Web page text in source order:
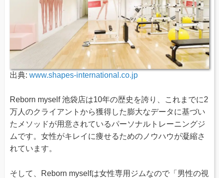
出典: www.shapes-international.co.jp
Reborn myself 池袋店は10年の歴史を誇り、これまでに2
万人のクライアントから獲得した膨大なデータに基づい
たメソッドが用意されているパーソナルトレーニングジ
ムです。女性がキレイに痩せるためのノウハウが凝縮さ
れています。
そして、Reborn myselfは女性専用ジムなので「男性の視